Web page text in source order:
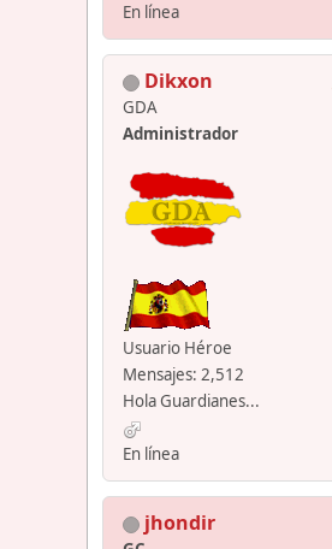
En línea
Dikxon
GDA
Administrador
Usuario Héroe
Mensajes: 2,512
Hola Guardianes...
En línea
jhondir